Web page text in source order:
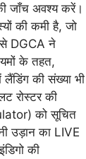
जाँच अवश्य करें।
की कमी है, जो
से DGCA ने
के तहत,
लैंडिंग की संख्या भी
रोस्टर की
को सूचित
उड़ान का LIVE
की